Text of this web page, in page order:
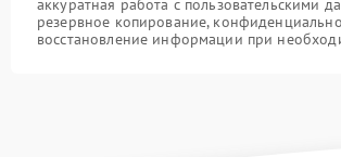
аккуратная работа с пользовательскими
резервное копирование,
восстановление информации при